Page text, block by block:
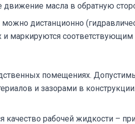
масла в обратную
дистанционно
и маркируются соответствующим
помещениях.
и зазорами в
качество рабочей жидкости –